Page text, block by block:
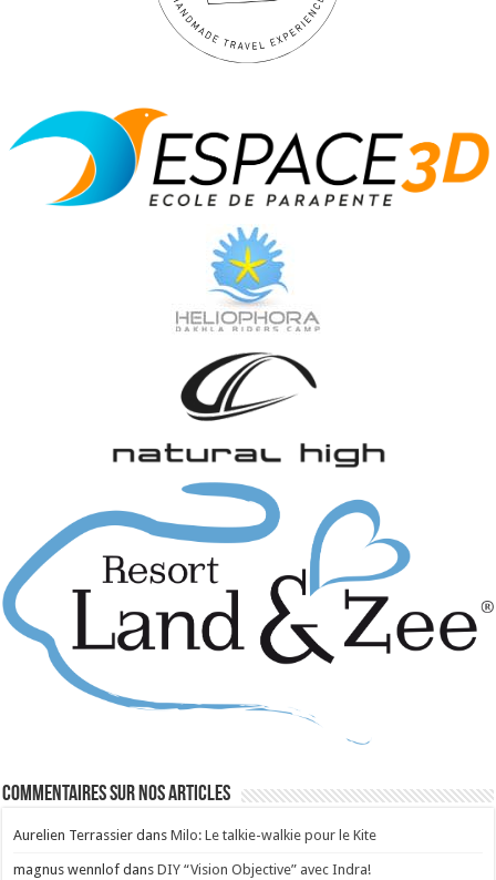
Commentaires sur nos articles
Aurelien Terrassier dansMilo: Le talkie-walkie pour le Kite
magnus wennlof dansDIY “Vision Objective” avec Indra!